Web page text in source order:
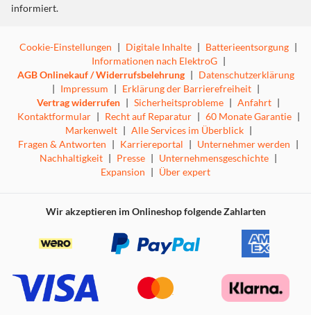
informiert.
Cookie-Einstellungen | Digitale Inhalte | Batterieentsorgung |
Informationen nach ElektroG |
AGB Onlinekauf / Widerrufsbelehrung | Datenschutzerklärung
| Impressum | Erklärung der Barrierefreiheit |
Vertrag widerrufen | Sicherheitsprobleme | Anfahrt |
Kontaktformular | Recht auf Reparatur | 60 Monate Garantie |
Markenwelt | Alle Services im Überblick |
Fragen & Antworten | Karriereportal | Unternehmer werden |
Nachhaltigkeit | Presse | Unternehmensgeschichte |
Expansion | Über expert
Wir akzeptieren im Onlineshop folgende Zahlarten